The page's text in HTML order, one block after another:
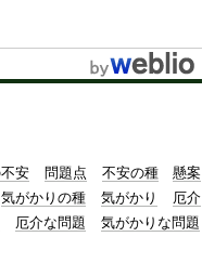
安 問題点 不安の種
懸案
気がかりの種 気がかり
厄介
厄介な問題 気がかりな問題